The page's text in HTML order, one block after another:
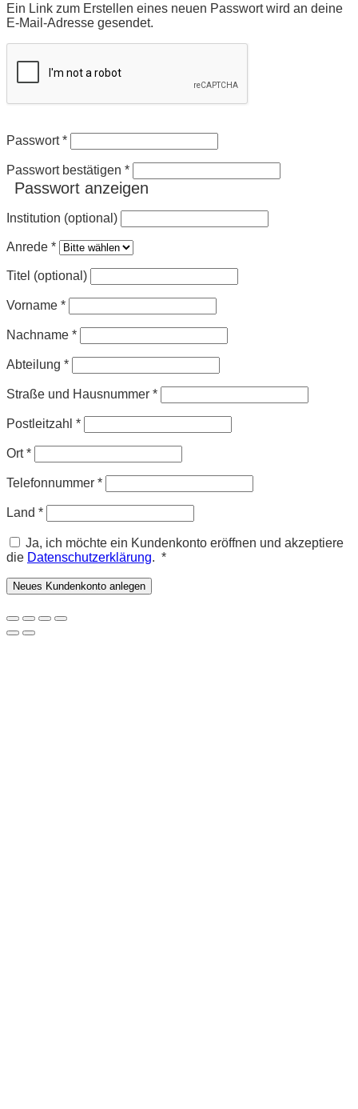
Ein Link zum Erstellen eines neuen Passwort wird an deine
E-Mail-Adresse gesendet.
Passwort*
Passwort bestätigen *
Passwort anzeigen
Institution (optional)
Anrede *
Titel (optional)
Vorname *
Nachname *
Abteilung *
Straße und Hausnummer *
Postleitzahl *
Ort*
Telefonnummer *
Land *
Ja, ich möchte ein Kundenkonto eröffnen und akzeptiere
die Datenschutzerklärung. *Erforderlich
Neues Kundenkonto anlegen